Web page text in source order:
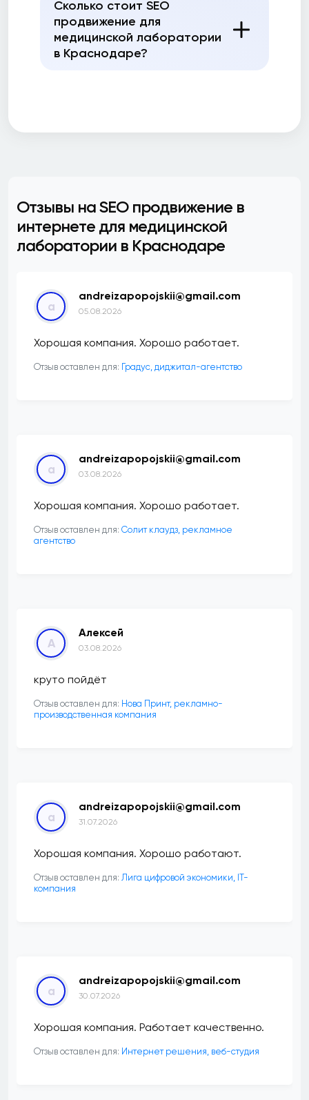
Сколько стоит SEO
продвижение для
медицинской лаборатории
в Краснодаре?
Отзывы на SEO продвижение в
интернете для медицинской
лаборатории в Краснодаре
a
andreizapopojskii@gmail.com
05.08.2026
Хорошая компания. Хорошо работает.
Отзыв оставлен для: ​Градус, диджитал-агентство
a
andreizapopojskii@gmail.com
03.08.2026
Хорошая компания. Хорошо работает.
Отзыв оставлен для: Солит клаудз, рекламное
агентство
А
Алексей
03.08.2026
круто пойдёт
Отзыв оставлен для: Нова Принт, рекламно-
производственная компания
a
andreizapopojskii@gmail.com
31.07.2026
Хорошая компания. Хорошо работают.
Отзыв оставлен для: Лига цифровой экономики, IT-
компания
a
andreizapopojskii@gmail.com
30.07.2026
Хорошая компания. Работает качественно.
Отзыв оставлен для: Интернет решения, веб-студия